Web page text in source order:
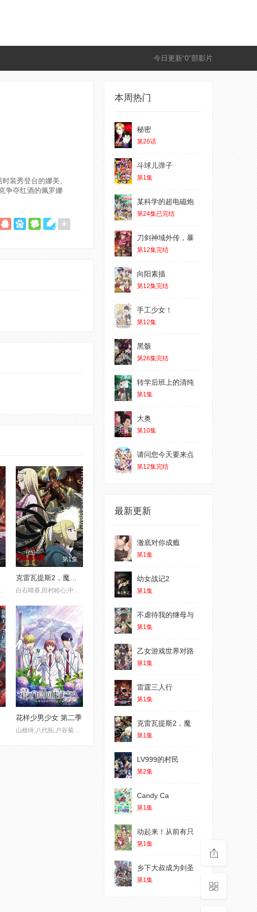
今日更新“0”部影片
装秀登台的娜美、
争夺红酒的佩罗娜
绘理
第1集
克雷瓦提斯2，魔兽之王与虚伪的勇者传承
白石晴香,田村睦心,中村悠一
第2集
花样少男少女 第二季
山根绮,八代拓,户谷菊之介
本周热门
秘密
第26话
斗球儿弹子
第1集
某科学的超电磁炮
第24集已完结
刀剑神域外传，暴
第12集完结
向阳素描
第12集完结
手工少女！
第12集
黑骸
第26集完结
转学后班上的清纯
第1集
大奥
第10集
请问您今天要来点
第12集完结
最新更新
澈底对你成瘾
第1集
幼女战记2
第1集
不虐待我的继母与
第1集
乙女游戏世界对路
第1集
雷霆三人行
第1集
克雷瓦提斯2，魔
第1集
LV999的村民
第2集
Candy Ca
第1集
动起来！从前有只
第1集
乡下大叔成为剑圣
第1集